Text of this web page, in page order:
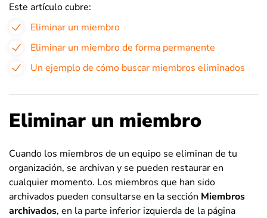
Este artículo cubre:
Eliminar un miembro
Eliminar un miembro de forma permanente
Un ejemplo de cómo buscar miembros eliminados
Eliminar un miembro
Cuando los miembros de un equipo se eliminan de tu
organización, se archivan y se pueden restaurar en
cualquier momento. Los miembros que han sido
archivados pueden consultarse en la sección Miembros
archivados, en la parte inferior izquierda de la página